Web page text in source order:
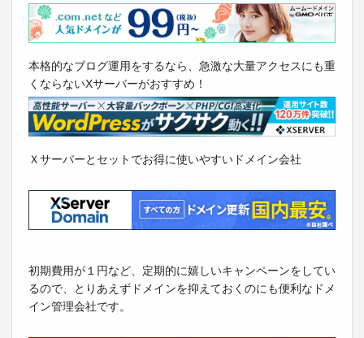
本格的なブログ運用をするなら、急激な大量アクセスにも重
くならないXサーバーがおすすめ！
Ｘサーバーとセットでお得に使いやすいドメイン会社
初期費用が１円など、定期的に嬉しいキャンペーンをしてい
るので、とりあえずドメインを抑えておくのにも便利なドメ
イン管理会社です。